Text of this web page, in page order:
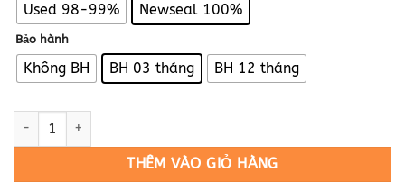
Used 98-99% Newseal 100%
Bảo hành
Không BH BH 03 tháng BH 12 tháng
GPD Win Mini (2024) số lượng
THÊM VÀO GIỎ HÀNG